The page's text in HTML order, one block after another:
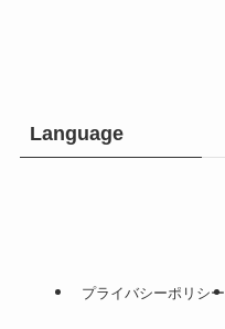
Language
プライバシーポリシー